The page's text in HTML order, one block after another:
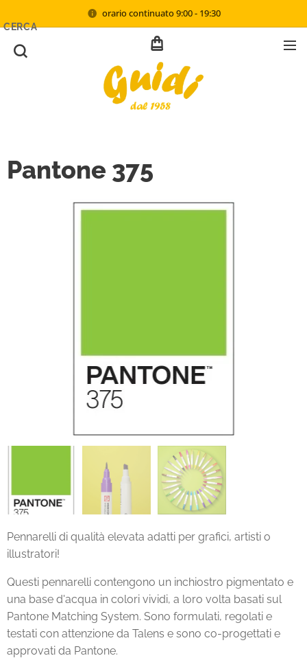
orario continuato 9:00 - 19:30
CERCA
Pantone 375
Pennarelli di qualità elevata adatti per grafici, artisti o
illustratori!
Questi pennarelli contengono un inchiostro pigmentato e
una base d'acqua in colori vividi, a loro volta basati sul
Pantone Matching System. Sono formulati, regolati e
testati con attenzione da Talens e sono co-progettati e
approvati da Pantone.